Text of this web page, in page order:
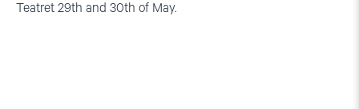
Teatret 29th and 30th of May.